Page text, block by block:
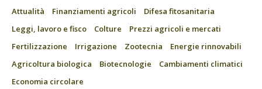
Attualità Finanziamenti agricoli
Difesa fitosanitaria
Leggi, lavoro e fisco
Colture
Prezzi agricoli e mercati
Fertilizzazione
Irrigazione Zootecnia
Energie rinnovabili
Agricoltura biologica
Biotecnologie
Cambiamenti climatici
Economia circolare